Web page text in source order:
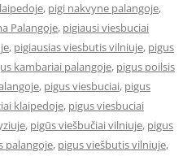
, pigi nakvyne palangoje,
Palangoje, pigiausi viesbuciai
, pigiausias viesbutis vilniuje, pigus
kambariai palangoje, pigus poilsis
, pigus viesbuciai, pigus
klaipedoje, pigus viesbuciai
, pigūs viešbučiai vilniuje, pigus
palangoje, pigus viešbutis vilniuje,